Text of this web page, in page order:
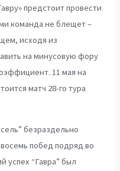
предстоит провести
команда не блещет –
исходя из
на минусовую фору
11 мая на
матч 28-го тура
безраздельно
побед подряд во
успех “Гавра” был